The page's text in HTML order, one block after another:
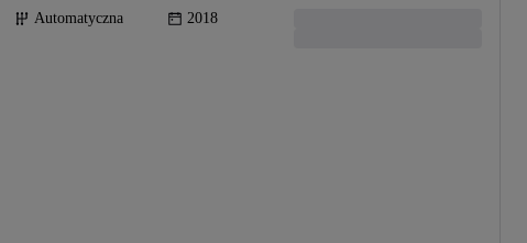
Automatyczna 2018